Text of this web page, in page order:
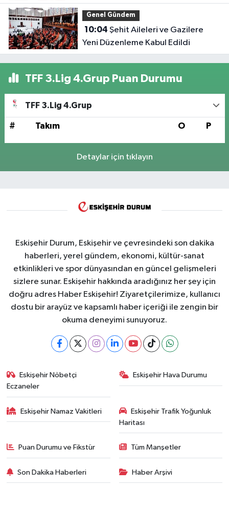
Genel Gündem
10:04
Yeni Düzenleme Kabul Edildi
TFF 3.Lig 4.Grup Puan Durumu
TFF 3.Lig 4.Grup
# Takım O P
Detaylar için tıklayın
Eskişehir Durum, Eskişehir ve çevresindeki son dakika
haberleri, yerel gündem, ekonomi, kültür-sanat
etkinlikleri ve spor dünyasından en güncel gelişmeleri
sizlere sunar. Eskişehir hakkında aradığınız her şey için
doğru adres Haber Eskişehir! Ziyaretçilerimize, kullanıcı
dostu bir arayüz ve kapsamlı haber içeriği ile zengin bir
okuma deneyimi sunuyoruz.
Eskişehir Nöbetçi
Eczaneler
Eskişehir Hava Durumu
Eskişehir Namaz Vakitleri
Eskişehir Trafik Yoğunluk
Haritası
Puan Durumu ve Fikstür Tüm Manşetler
Son Dakika Haberleri Haber Arşivi